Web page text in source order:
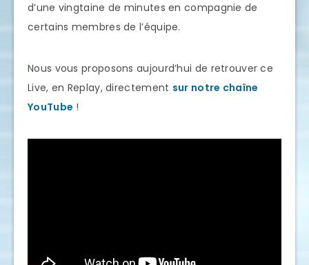
d’une vingtaine de minutes en compagnie de
certains membres de l’équipe.
Nous vous proposons aujourd’hui de retrouver ce
Live, en Replay, directement sur notre chaîne
YouTube !